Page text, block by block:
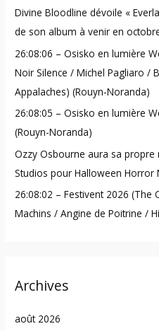
f
o
r
:
Divine Bloodline dévoile «
de son album à venir en
26:08:06 – Osisko en lumière
Noir Silence / Michel Pagliaro /
Appalaches) (Rouyn-Noranda)
26:08:05 – Osisko en lumière
(Rouyn-Noranda)
Ozzy Osbourne aura sa propre
Studios pour Halloween Horror
26:08:02 – Festivent 2026 (The
Machins / Angine de Poitrine /
Archives
août 2026